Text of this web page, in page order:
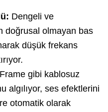
Dengeli ve
doğrusal olmayan bas
düşük frekans
gibi kablosuz
algılıyor, ses efektlerini
otomatik olarak